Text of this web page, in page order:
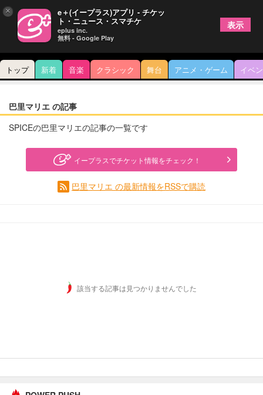
トップ 新着 音楽 クラシック 舞台 アニメ・ゲーム イベ
巴里マリエ の記事
SPICEの巴里マリエの記事の一覧です
イープラスでチケット情報をチェック！
巴里マリエ の最新情報をRSSで購読
該当する記事は見つかりませんでした
× e＋(イープラス)アプリ - チケッ
ト・ニュース・スマチケ
eplus inc.
無料 - Google Play
表示